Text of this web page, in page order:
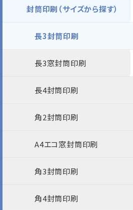
パステル
ナチュラルW
ケントプレミア
透けない撥水
クラフト封筒
白封筒
ケント
特白
機能性封筒
エコ
その他
カラー封筒
パステルカラー封筒
Sカラー封筒
エコ封筒
FSC森林認証
再生紙
抗菌・抗ウイルス
ファンシー封筒
ケント
パステル
ケントプレミア
透けない撥水
撥水封筒
クラフト封筒
白封筒
特白
ケント
機能性封筒
エコ
その他
カラー封筒
パステルカラー封筒
エコ封筒
FSC森林認証
ワックス窓封筒
宛名を見ながら封かんできる窓封
透けない封筒
クラフト封筒
白封筒
ケント
特白
機能性封筒
その他
カラー封筒
パステルカラー封筒
エコ封筒
FSC森林認証
和紙
フタ折
長4窓封筒
長40封筒
クラフト封筒
白封筒
カラー封筒
パステルカラー封筒
Sカラー封筒
フタ折
長1封筒
長2封筒
長30封筒
長6・窓封筒
透けない封筒
クラフト封筒
返信用封筒
洋2タテ・窓封筒
パステル
長3
長3窓
長4
角2
A4窓
角3
角6
ナチュラルW
ケントプレミア
FSC森林認証 ケント
透けない撥水
撥水ホワイト
透けない撥水ホワイト
撥水未晒クラフトCoC
クラフト封筒（茶封筒）
クラフト
長3
長3窓
長4
長4窓
長40
長1
ゴールド
未晒クラフト
白封筒
透けない
ケント
パステル
ホワイト
特白
若狭
環境対応製品
FSC森林認証
封筒
ホワイトケントCoC
透けない
クラフト
名刺
プリンター専用紙
カード・挨拶状
循環型RC100・RC100
封筒
名刺
RC40
間伐材
封筒
植林木
パステルカラー封筒
長3
長3窓
長4
長4窓
カラー封筒
長3
長3窓
長4
Sカラー封筒
ベストカラー封筒
SIAA認証製品 (抗菌・抗ウイル
封筒印刷（サイズから探す）
長3封筒印刷
長3窓封筒印刷
レーザー窓
エコ窓
長4封筒印刷
角2封筒印刷
A4エコ窓封筒印刷
角3封筒印刷
角4封筒印刷